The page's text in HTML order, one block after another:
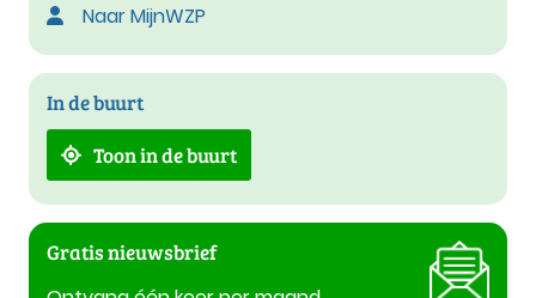
Naar MijnWZP
In de buurt
Toon in de buurt
Gratis nieuwsbrief